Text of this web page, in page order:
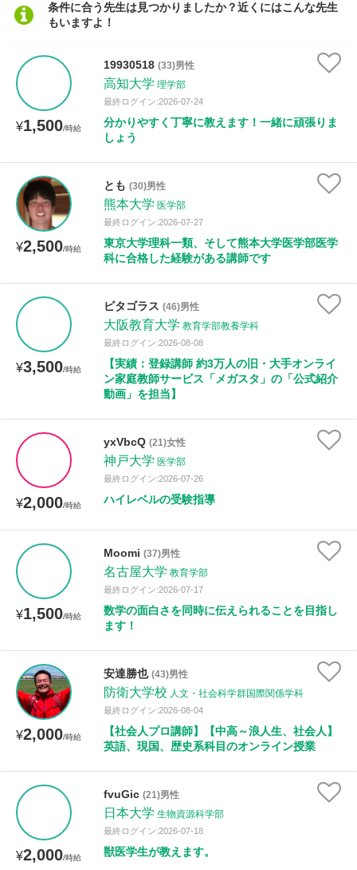
条件に合う先生は見つかりましたか？近くにはこんな先生
もいますよ！
¥1,500/時給
19930518 (33)男性
高知大学 理学部
最終ログイン:2026-07-24
分かりやすく丁寧に教えます！一緒に頑張りま
しょう
¥2,500/時給
とも (30)男性
熊本大学 医学部
最終ログイン:2026-07-27
東京大学理科一類、そして熊本大学医学部医学
科に合格した経験がある講師です
¥3,500/時給
ピタゴラス (46)男性
大阪教育大学 教育学部教養学科
最終ログイン:2026-08-08
【実績：登録講師 約3万人の旧・大手オンライ
ン家庭教師サービス「メガスタ」の「公式紹介
動画」を担当】
¥2,000/時給
yxVbcQ (21)女性
神戸大学 医学部
最終ログイン:2026-07-26
ハイレベルの受験指導
¥1,500/時給
Moomi (37)男性
名古屋大学 教育学部
最終ログイン:2026-07-17
数学の面白さを同時に伝えられることを目指し
ます！
¥2,000/時給
安達勝也 (43)男性
防衛大学校 人文・社会科学群国際関係学科
最終ログイン:2026-08-04
【社会人プロ講師】【中高～浪人生、社会人】
英語、現国、歴史系科目のオンライン授業
¥2,000/時給
fvuGic (21)男性
日本大学 生物資源科学部
最終ログイン:2026-07-18
獣医学生が教えます。
土曜日 日曜日
所属大学
距離：15km以内
年齢：18-101歳